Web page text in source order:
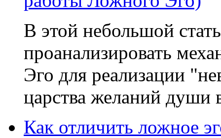
В этой небольшой
проанализировать
Эго для реализации
царства желаний души
Как отличить ложное